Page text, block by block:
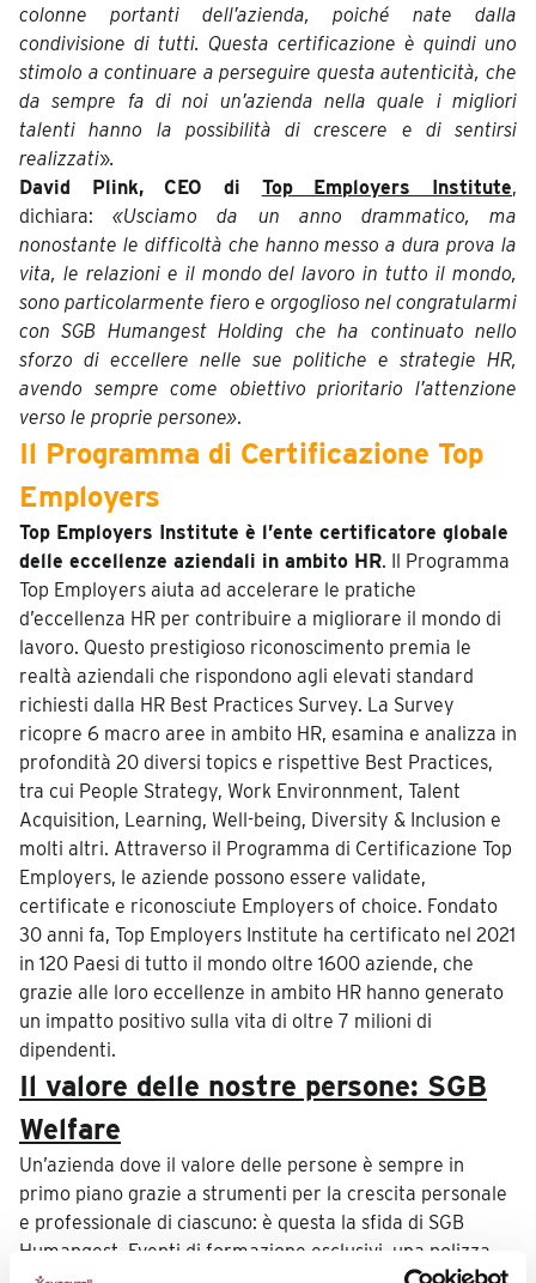
colonne portanti dell’azienda, poiché nate dalla
condivisione di tutti. Questa certificazione è quindi uno
stimolo a continuare a perseguire questa autenticità, che
da sempre fa di noi un’azienda nella quale i migliori
talenti hanno la possibilità di crescere e di sentirsi
realizzati».
David Plink, CEO di
Top Employers Institute,
dichiara:
«Usciamo da un anno drammatico, ma
nonostante le difficoltà che hanno messo a dura prova la
vita, le relazioni e il mondo del lavoro in tutto il mondo,
sono particolarmente fiero e orgoglioso nel congratularmi
con SGB Humangest Holding che ha continuato nello
sforzo di eccellere nelle sue politiche e strategie HR,
avendo sempre come obiettivo prioritario l’attenzione
verso le proprie persone».
Il Programma di Certificazione Top
Employers
Top Employers Institute è l’ente certificatore globale
delle eccellenze aziendali in ambito HR. Il Programma
Top Employers aiuta ad accelerare le pratiche
d’eccellenza HR per contribuire a migliorare il mondo di
lavoro. Questo prestigioso riconoscimento premia le
realtà aziendali che rispondono agli elevati standard
richiesti dalla HR Best Practices Survey. La Survey
ricopre 6 macro aree in ambito HR, esamina e analizza in
profondità 20 diversi topics e rispettive Best Practices,
tra cui People Strategy, Work Environnment, Talent
Acquisition, Learning, Well-being, Diversity & Inclusion e
molti altri. Attraverso il Programma di Certificazione Top
Employers, le aziende possono essere validate,
certificate e riconosciute Employers of choice. Fondato
30 anni fa, Top Employers Institute ha certificato nel 2021
in 120 Paesi di tutto il mondo oltre 1600 aziende, che
grazie alle loro eccellenze in ambito HR hanno generato
un impatto positivo sulla vita di oltre 7 milioni di
dipendenti.
Il valore delle nostre persone: SGB
Welfare
Un’azienda dove il valore delle persone è sempre in
primo piano grazie a strumenti per la crescita personale
e professionale di ciascuno: è questa la sfida di SGB
Humangest. Eventi di formazione esclusivi, una polizza